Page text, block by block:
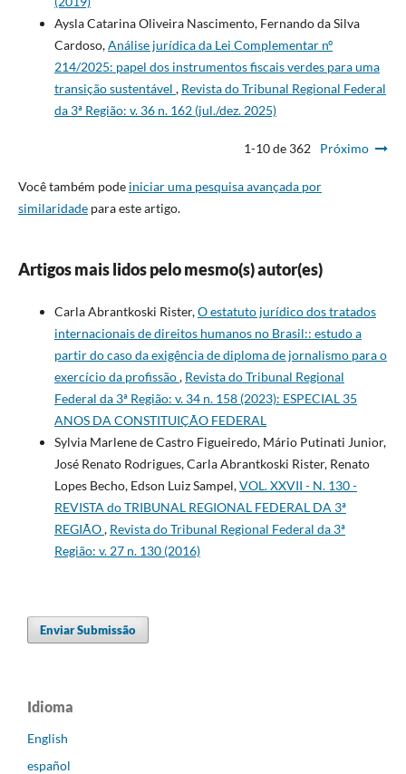
Aysla Catarina Oliveira Nascimento, Fernando da Silva
Cardoso,Análise jurídica da Lei Complementar nº
214/2025: papel dos instrumentos fiscais verdes para uma
transição sustentável , Revista do Tribunal Regional Federal
da 3ª Região: v. 36 n. 162 (jul./dez. 2025)
1-10 de 362 Próximo
Você também pode iniciar uma pesquisa avançada por
similaridadepara este artigo.
Artigos mais lidos pelo mesmo(s) autor(es)
Carla Abrantkoski Rister,O estatuto jurídico dos tratados
internacionais de direitos humanos no Brasil:: estudo a
partir do caso da exigência de diploma de jornalismo para o
exercício da profissão, Revista do Tribunal Regional
Federal da 3ª Região: v. 34 n. 158 (2023): ESPECIAL 35
ANOS DA CONSTITUIÇÃO FEDERAL
Sylvia Marlene de Castro Figueiredo, Mário Putinati Junior,
José Renato Rodrigues, Carla Abrantkoski Rister, Renato
Lopes Becho, Edson Luiz Sampel,VOL. XXVII - N. 130 -
REVISTA do TRIBUNAL REGIONAL FEDERAL DA 3ª
REGIÃO, Revista do Tribunal Regional Federal da 3ª
Região: v. 27 n. 130 (2016)
Enviar Submissão
Idioma
English
español